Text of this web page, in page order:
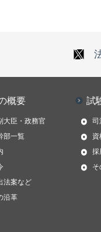
概要
大臣・政務官
部一覧
法案など
沿革
試
司
資
採
そ